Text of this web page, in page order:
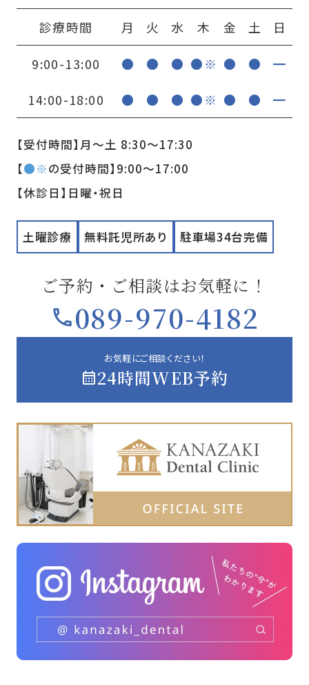
診療時間 月 火 水 木 金 土 日
9:00-13:00 ● ● ● ●※ ● ●
━
14:00-18:00
● ● ● ●※ ● ● ━
【受付時間】月〜土 8:30〜17:30
【●※の受付時間】9:00〜17:00
【休診日】日曜・祝日
土曜診療 無料託児所あり 駐車場34台完備
ご予約・ご相談はお気軽に！
089-970-4182
お気軽にご相談ください！
24時間WEB予約